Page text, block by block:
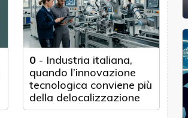
0 - Industria italiana,
quando l’innovazione
tecnologica conviene più
della delocalizzazione